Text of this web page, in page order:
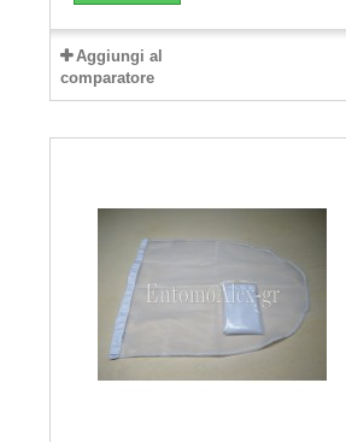
Aggiungi al
comparatore